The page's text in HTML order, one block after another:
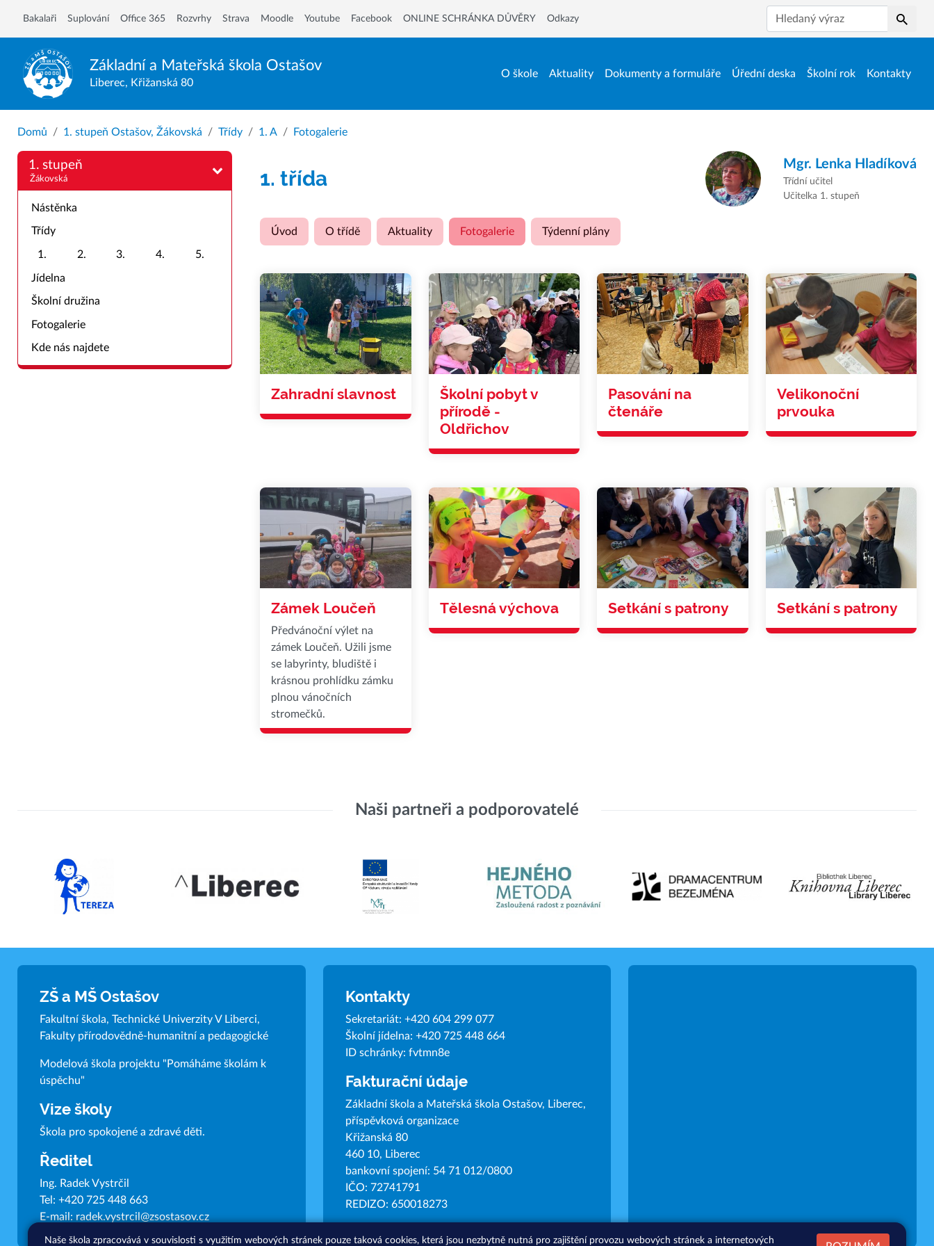
Základní a Mateřská škola Ostašov
Liberec, Křižanská 80
O škole Aktuality Dokumenty a formuláře Úřední deska Školní rok Kontakty
Bakalaři Suplování Office 365 Rozvrhy Strava Moodle Youtube Facebook ONLINE SCHRÁNKA DŮVĚRY Odkazy
Hledat
Domů 1. stupeň Ostašov, Žákovská Třídy 1. A Fotogalerie
1. stupeň
Žákovská
Nástěnka
Třídy
1. 2. 3. 4. 5.
Jídelna
Školní družina
Fotogalerie
Kde nás najdete
1. třída
Mgr. Lenka Hladíková
Třídní učitel
Učitelka 1. stupeň
Úvod O třídě Aktuality Fotogalerie Týdenní plány
Zahradní slavnost
Školní pobyt v
přírodě -
Oldřichov
Pasování na
čtenáře
Velikonoční
prvouka
Zámek Loučeň
Předvánoční výlet na
zámek Loučeň. Užili jsme
se labyrinty, bludiště i
krásnou prohlídku zámku
plnou vánočních
stromečků.
Tělesná výchova Setkání s patrony Setkání s patrony
Naši partneři a podporovatelé
ZŠ a MŠ Ostašov
Fakultní škola, Technické Univerzity V Liberci,
Fakulty přírodovědně-humanitní a pedagogické
Modelová škola projektu "Pomáháme školám k
úspěchu"
Vize školy
Škola pro spokojené a zdravé děti.
Ředitel
Ing. Radek Vystrčil
Tel: +420 725 448 663
E-mail: radek.vystrcil@zsostasov.cz
Kontakty
Sekretariát: +420 604 299 077
Školní jídelna: +420 725 448 664
ID schránky: fvtmn8e
Fakturační údaje
Základní škola a Mateřská škola Ostašov, Liberec,
příspěvková organizace
Křižanská 80
460 10, Liberec
bankovní spojení: 54 71 012/0800
IČO: 72741791
REDIZO: 650018273
Naše škola zpracovává v souvislosti s využitím webových stránek pouze taková cookies, která jsou nezbytně nutná pro zajištění provozu webových stránek a internetových